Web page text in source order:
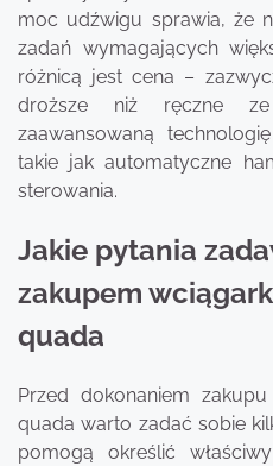
moc udźwigu sprawia, że
zadań wymagających
różnicą jest cena –
droższe niż ręczne
zaawansowaną
takie jak automatyczne
sterowania.
Jakie pytania
zakupem
quada
Przed dokonaniem
quada warto zadać sobie
pomogą określić